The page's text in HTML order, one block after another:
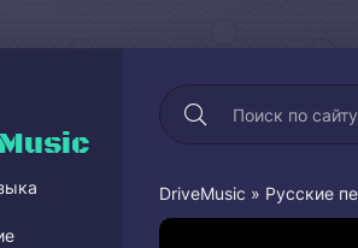
Music
DriveMusic » Русские